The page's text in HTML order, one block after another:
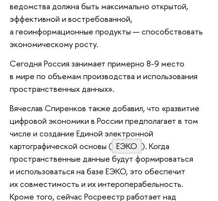
ведомства должна быть максимально открытой,
эффективной и востребованной,
а геоинформационные продукты — способствовать
экономическому росту.
Сегодня Россия занимает примерно 8-9 место
в мире по объемам производства и использования
пространственных данных».
Вячеслав Спиренков также добавил, что «развитие
цифровой экономики в России предполагает в том
числе и создание Единой электронной
картографической основы ( ЕЭКО ). Когда
пространственные данные будут формироваться
и использоваться на базе ЕЭКО, это обеспечит
их совместимость и их интероперабельность.
Кроме того, сейчас Росреестр работает над